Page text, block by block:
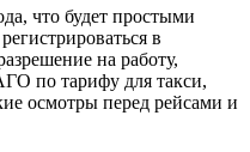
что будет простыми
в
на работу,
по тарифу для такси,
осмотры перед рейсами и